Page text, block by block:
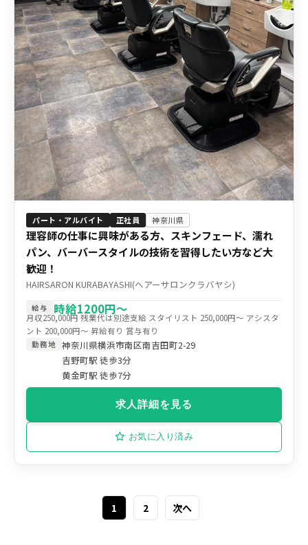
パート・アルバイト 正社員 神奈川県
理容師の仕事に興味がある方、スキンフェード、濡れ
パン、バーバースタイルの技術を習得したい方など大
歓迎！
HAIRSARON KURABAYASHI(ヘアーサロンクラバヤシ)
給与 時給1200円～
勤務地 神奈川県横浜市南区南吉田町2-29
吉野町駅 徒歩3分
黄金町駅 徒歩7分
月収250,000円 残業代は別途支給 スタイリスト 250,000円～ アシスタ
ント 200,000円～ 昇給有り 賞与有り
お気に入り済み
求人詳細を見る
1 2 次へ